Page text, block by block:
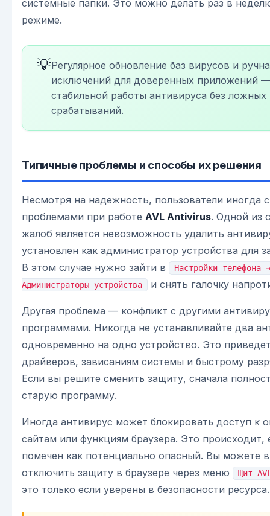
системные папки. Это можно делать раз в
режиме.
💡Регулярное обновление баз вирусов и
исключений для доверенных приложений —
стабильной работы антивируса без ложных
срабатываний.
Типичные проблемы и способы их решения
Несмотря на надежность, пользователи иногда
проблемами при работе AVL Antivirus. Одной из
жалоб является невозможность удалить
установлен как администратор устройства для
В этом случае нужно зайти в
Настройки телефона
Администраторы устройства
и снять галочку
Другая проблема — конфликт с другими
программами. Никогда не устанавливайте два
одновременно на одно устройство. Это
драйверов, зависаниям системы и быстрому
Если вы решите сменить защиту, сначала
старую программу.
Иногда антивирус может блокировать доступ к
сайтам или функциям браузера. Это происходит,
помечен как потенциально опасный. Вы можете
отключить защиту в браузере через меню
Щит
это только если уверены в безопасности ресурса.